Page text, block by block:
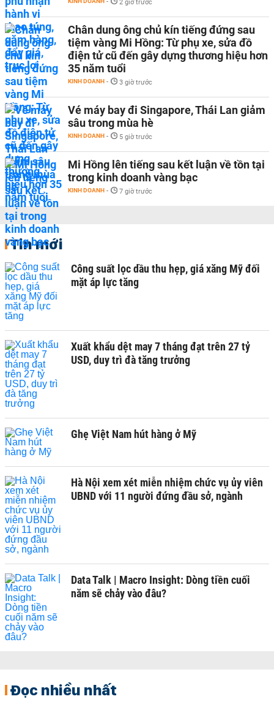
2 giờ trước
Chân dung ông chủ kín tiếng đứng sau
tiệm vàng Mi Hồng: Từ phụ xe, sửa đồ
điện tử cũ đến gây dựng thương hiệu hơn
35 năm tuổi
KINH DOANH - 3 giờ trước
Vé máy bay đi Singapore, Thái Lan giảm
sâu trong mùa hè
KINH DOANH - 5 giờ trước
Mi Hồng lên tiếng sau kết luận về tồn tại
trong kinh doanh vàng bạc
KINH DOANH - 7 giờ trước
Tin mới
Công suất lọc dầu thu hẹp, giá xăng Mỹ đối
mặt áp lực tăng
Xuất khẩu dệt may 7 tháng đạt trên 27 tỷ
USD, duy trì đà tăng trưởng
Ghẹ Việt Nam hút hàng ở Mỹ
Hà Nội xem xét miễn nhiệm chức vụ ủy viên
UBND với 11 người đứng đầu sở, ngành
Data Talk | Macro Insight: Dòng tiền cuối
năm sẽ chảy vào đâu?
Đọc nhiều nhất